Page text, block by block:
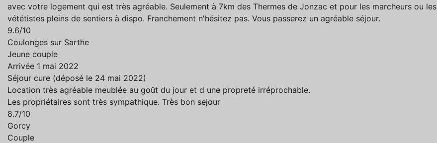
avec votre logement qui est très agréable. Seulement à 7km des Thermes de Jonzac et pour les marcheurs ou les
vététistes pleins de sentiers à dispo. Franchement n'hésitez pas. Vous passerez un agréable séjour.
9.6/10
Coulonges sur Sarthe
Jeune couple
Arrivée 1 mai 2022
Séjour cure (déposé le 24 mai 2022)
Location très agréable meublée au goût du jour et d une propreté irréprochable.
Les propriétaires sont très sympathique. Très bon sejour
8.7/10
Gorcy
Couple